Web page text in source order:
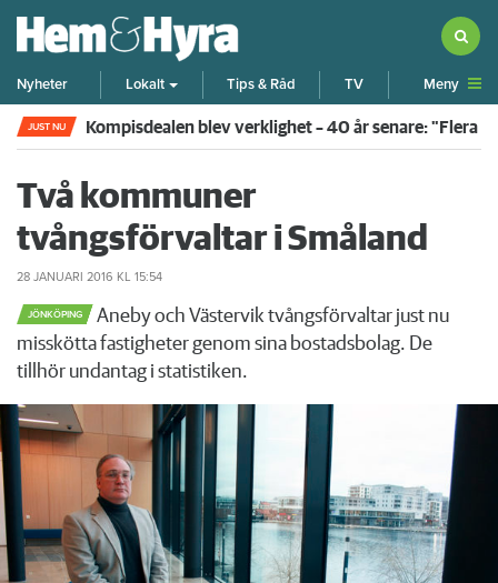
Nyheter Lokalt Tips & Råd TV Meny
JUST NU Kompisdealen blev verklighet – 40 år senare: "Flera
Två kommuner
tvångsförvaltar i Småland
28 JANUARI 2016 KL 15:54
JÖNKÖPING
Aneby och Västervik tvångsförvaltar just nu
misskötta fastigheter genom sina bostadsbolag. De
tillhör undantag i statistiken.